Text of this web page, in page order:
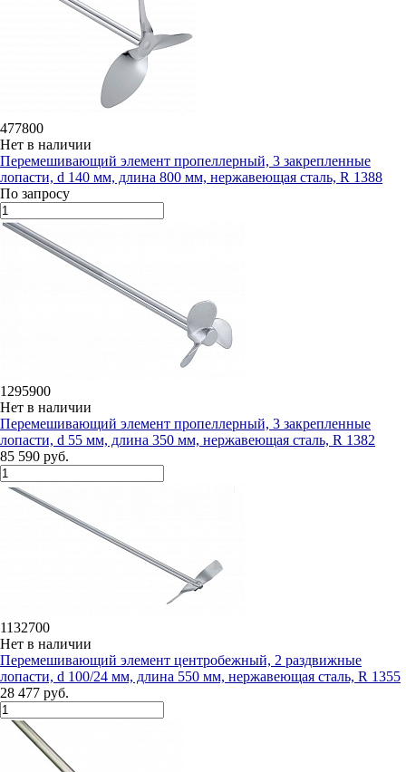
477800
Нет в наличии
Перемешивающий элемент пропеллерный, 3 закрепленные
лопасти, d 140 мм, длина 800 мм, нержавеющая сталь, R 1388
По запросу
1295900
Нет в наличии
Перемешивающий элемент пропеллерный, 3 закрепленные
лопасти, d 55 мм, длина 350 мм, нержавеющая сталь, R 1382
85 590 руб.
1132700
Нет в наличии
Перемешивающий элемент центробежный, 2 раздвижные
лопасти, d 100/24 мм, длина 550 мм, нержавеющая сталь, R 1355
28 477 руб.